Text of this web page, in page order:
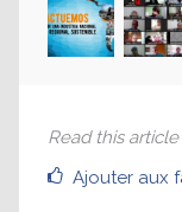
Ajouter aux
Read this article